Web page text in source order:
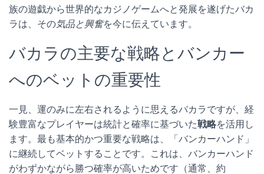
族の遊戯から世界的なカジノゲームへと発展を遂げたバカ
ラは、その気品と興奮を今に伝えています。
バカラの主要な戦略とバンカー
へのベットの重要性
一見、運のみに左右されるように思えるバカラですが、経
験豊富なプレイヤーは統計と確率に基づいた戦略を活用し
ます。最も基本的かつ重要な戦略は、「バンカーハンド」
に継続してベットすることです。これは、バンカーハンド
がわずかながら勝つ確率が高いためです（通常、約